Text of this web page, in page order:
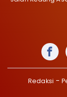
Redaksi